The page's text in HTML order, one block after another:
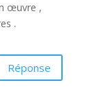
œuvre ,
.
Réponse